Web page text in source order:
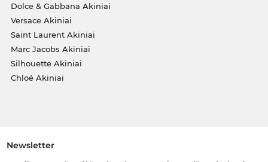
Dolce & Gabbana Akiniai
Versace Akiniai
Saint Laurent Akiniai
Marc Jacobs Akiniai
Silhouette Akiniai
Chloé Akiniai
Newsletter